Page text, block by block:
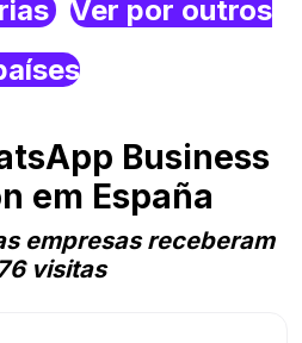
Ver por outros
Business
em España
empresas receberam
visitas